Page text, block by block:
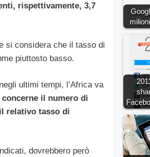
rispettivamente, 3,7
si considera che il tasso di
piuttosto basso.
ultimi tempi, l’Africa va
il numero di
relativo tasso di
dovrebbero però